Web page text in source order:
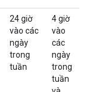
24 giờ
vào các
ngày
trong
tuần
4 giờ
vào
các
ngày
trong
tuần